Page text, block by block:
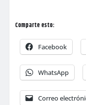
Comparte esto:
Facebook
WhatsApp
Correo